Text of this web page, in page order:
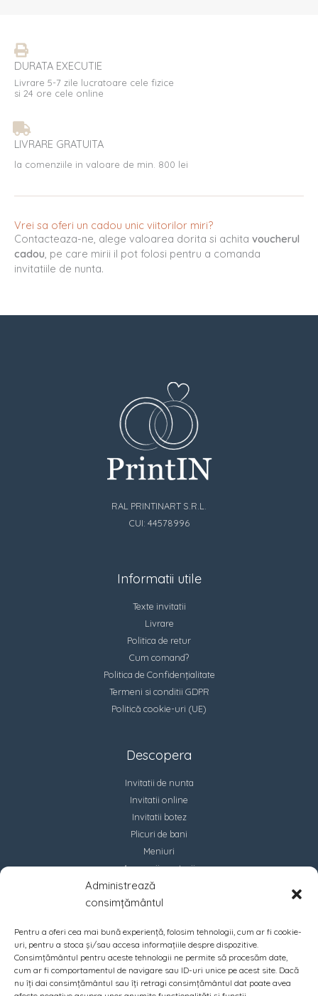
Administrează
consimțământul
Pentru a oferi cea mai bună experiență, folosim tehnologii, cum ar fi cookie-
uri, pentru a stoca și/sau accesa informațiile despre dispozitive.
Consimțământul pentru aceste tehnologii ne permite să procesăm date,
cum ar fi comportamentul de navigare sau ID-uri unice pe acest site. Dacă
nu îți dai consimțământul sau îți retragi consimțământul dat poate avea
DURATA EXECUTIE
Livrare 5-7 zile lucratoare cele fizice
si 24 ore cele online
LIVRARE GRATUITA
la comenziile in valoare de min. 800 lei
Vrei sa oferi un cadou unic viitorilor miri?
Contacteaza-ne, alege valoarea dorita si achita voucherul
cadou, pe care mirii il pot folosi pentru a comanda
invitatiile de nunta.
RAL PRINTINART S.R.L.
CUI: 44578996
Informatii utile
Texte invitatii
Livrare
Politica de retur
Cum comand?
Politica de Confidențialitate
Termeni si conditii GDPR
Politică cookie-uri (UE)
Descopera
Invitatii de nunta
Invitatii online
Invitatii botez
Plicuri de bani
Meniuri
Accesorii marturii
Contact